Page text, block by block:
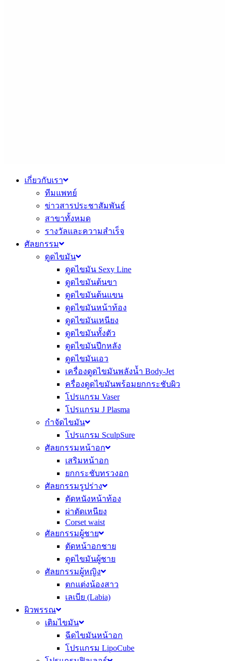
เกี่ยวกับเรา
ทีมแพทย์
ข่าวสารประชาสัมพันธ์
สาขาทั้งหมด
รางวัลและความสำเร็จ
ศัลยกรรม
ดูดไขมัน
ดูดไขมัน Sexy Line
ดูดไขมันต้นขา
ดูดไขมันต้นแขน
ดูดไขมันหน้าท้อง
ดูดไขมันเหนียง
ดูดไขมันทั้งตัว
ดูดไขมันปีกหลัง
ดูดไขมันเอว
เครื่องดูดไขมันพลังน้ำ Body-Jet
ครื่องดูดไขมันพร้อมยกกระชับผิว
โปรแกรม Vaser
โปรแกรม J Plasma
กำจัดไขมัน
โปรแกรม SculpSure
ศัลยกรรมหน้าอก
เสริมหน้าอก
ยกกระชับทรวงอก
ศัลยกรรมรูปร่าง
ตัดหนังหน้าท้อง
ผ่าตัดเหนียง
Corset waist
ศัลยกรรมผู้ชาย
ตัดหน้าอกชาย
ดูดไขมันผู้ชาย
ศัลยกรรมผู้หญิง
ตกแต่งน้องสาว
เลเบีย (Labia)
ผิวพรรณ
เติมไขมัน
ฉีดไขมันหน้าอก
โปรแกรม LipoCube